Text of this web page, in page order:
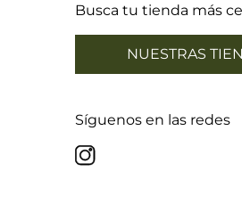
Busca tu tienda más
NUESTRAS
Síguenos en las redes